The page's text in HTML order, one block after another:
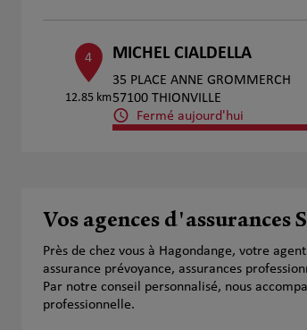
4
12.85 km
MICHEL CIALDELLA
35 PLACE ANNE GROMMERCH
57100 THIONVILLE
Fermé aujourd'hui
5 BAMAS CELIA
24 Avenue Robert Schuman
57000 Metz
Fermé aujourd'hui
Vos agences d'assurances
Près de chez vous à Hagondange, votre
assurance prévoyance, assurances
Par notre conseil personnalisé, nous
professionnelle.